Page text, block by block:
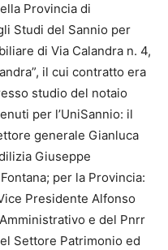
Provincia di
Studi del Sannio per
di Via Calandra n. 4,
il cui contratto era
studio del notaio
per l’UniSannio: il
generale Gianluca
Giuseppe
per la Provincia:
Presidente Alfonso
e del Pnrr
Settore Patrimonio ed